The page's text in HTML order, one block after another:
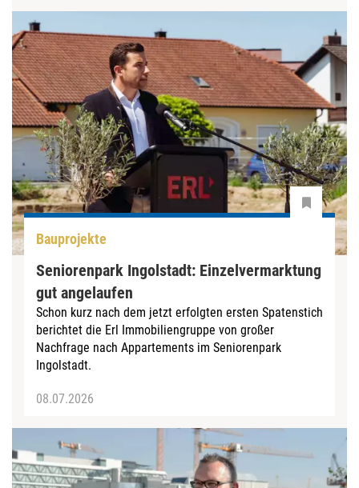
Bauprojekte
Seniorenpark Ingolstadt: Einzelvermarktung
gut angelaufen
Schon kurz nach dem jetzt erfolgten ersten Spatenstich
berichtet die Erl Immobiliengruppe von großer
Nachfrage nach Appartements im Seniorenpark
Ingolstadt.
08.07.2026